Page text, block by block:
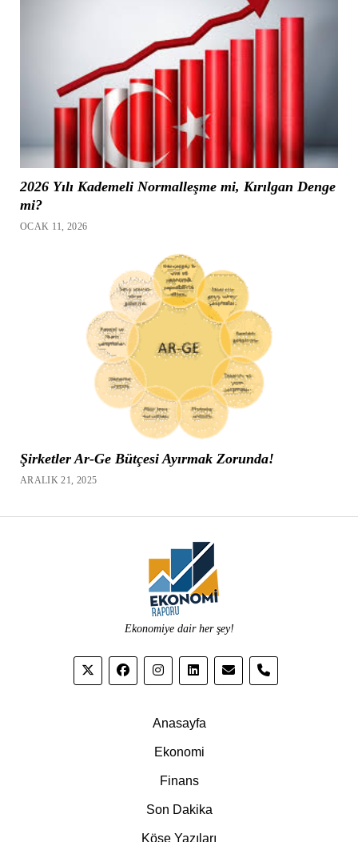
2026 Yılı Kademeli Normalleşme mi, Kırılgan Denge
mi?
OCAK 11, 2026
Şirketler Ar-Ge Bütçesi Ayırmak Zorunda!
ARALIK 21, 2025
Ekonomiye dair her şey!
Anasayfa
Ekonomi
Finans
Son Dakika
Köşe Yazıları